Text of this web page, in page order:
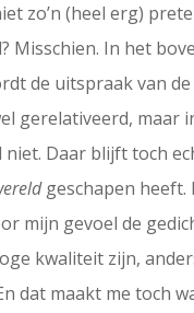
zo’n (heel erg)
Misschien. In het
de uitspraak van
gerelativeerd, maar
Daar blijft toch
geschapen heeft.
mijn gevoel de
kwaliteit zijn,
dat maakt me toch